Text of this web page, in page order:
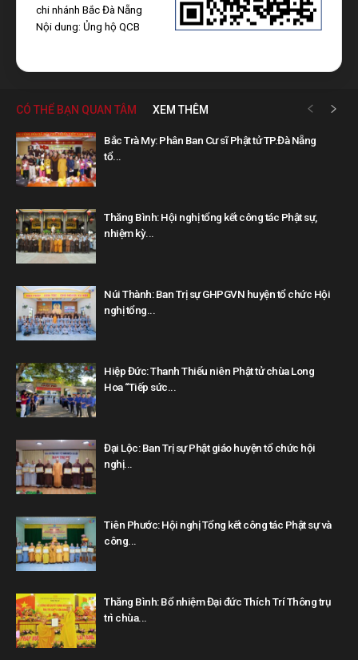
chi nhánh Bắc Đà Nẵng
Nội dung: Ủng hộ QCB
CÓ THỂ BẠN QUAN TÂM XEM THÊM
Bắc Trà My: Phân Ban Cư sĩ Phật tử TP.Đà Nẵng
tổ...
Thăng Bình: Hội nghị tổng kết công tác Phật sự,
nhiệm kỳ...
Núi Thành: Ban Trị sự GHPGVN huyện tổ chức Hội
nghị tổng...
Hiệp Đức: Thanh Thiếu niên Phật tử chùa Long
Hoa “Tiếp sức...
Đại Lộc: Ban Trị sự Phật giáo huyện tổ chức hội
nghị...
Tiên Phước: Hội nghị Tổng kết công tác Phật sự và
công...
Thăng Bình: Bổ nhiệm Đại đức Thích Trí Thông trụ
trì chùa...